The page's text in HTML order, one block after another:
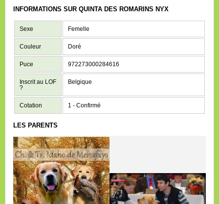
INFORMATIONS SUR QUINTA DES ROMARINS NYX
Sexe Femelle
Couleur Doré
Puce 972273000284616
Inscrit au LOF
?
Belgique
Cotation 1 - Confirmé
LES PARENTS